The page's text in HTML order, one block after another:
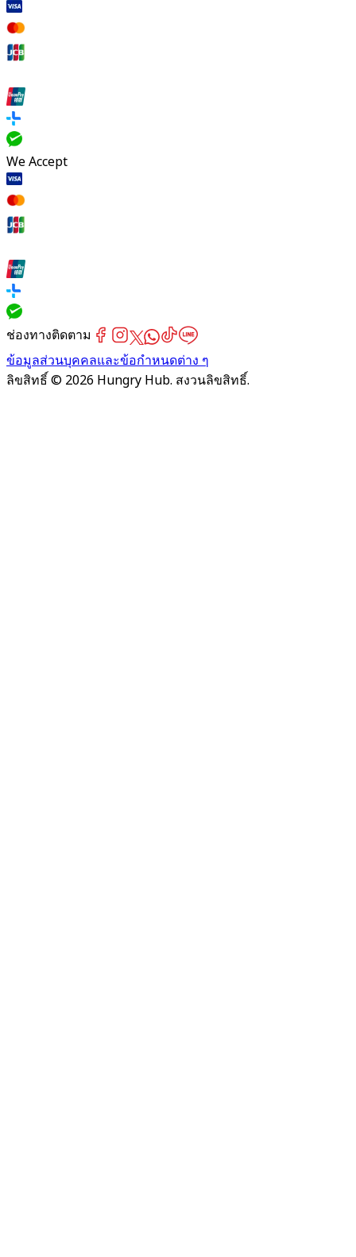
We Accept
ช่องทางติดตาม
ข้อมูลส่วนบุคคลและข้อกำหนดต่าง ๆ
ลิขสิทธิ์ © 2026 Hungry Hub. สงวนลิขสิทธิ์.